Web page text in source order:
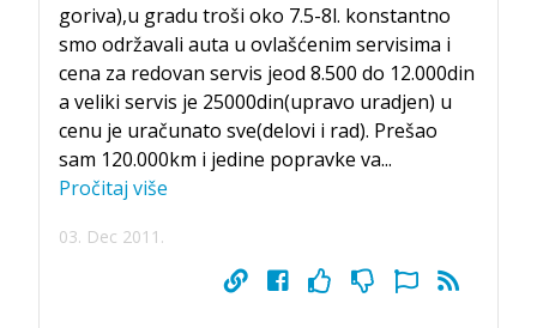
goriva),u gradu troši oko 7.5-8l. konstantno
smo održavali auta u ovlašćenim servisima i
cena za redovan servis jeod 8.500 do 12.000din
a veliki servis je 25000din(upravo uradjen) u
cenu je uračunato sve(delovi i rad). Prešao
sam 120.000km i jedine popravke va...
Pročitaj više
03. Dec 2011.